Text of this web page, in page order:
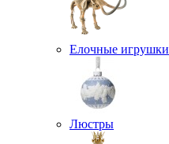
Елочные игрушки
Люстры